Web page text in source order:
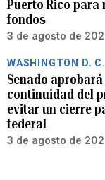
Puerto Rico para
fondos
3 de agosto de
WASHINGTON D. C.
Senado
continuidad del
evitar un cierre
federal
3 de agosto de